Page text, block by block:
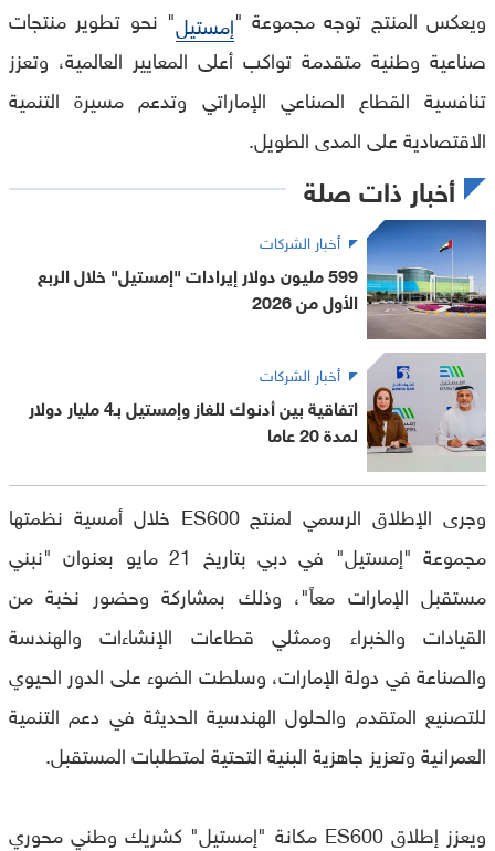
ويعكس المنتج توجه مجموعة "إمستيل" نحو تطوير منتجات
صناعية وطنية متقدمة تواكب أعلى المعايير العالمية، وتعزز
تنافسية القطاع الصناعي الإماراتي وتدعم مسيرة التنمية
الاقتصادية على المدى الطويل.
أخبار ذات صلة
أخبار الشركات
599 مليون دولار إيرادات "إمستيل" خلال الربع
الأول من 2026
أخبار الشركات
اتفاقية بين أدنوك للغاز وإمستيل بـ4 مليار دولار
لمدة 20 عاما
وجرى الإطلاق الرسمي لمنتج ES600 خلال أمسية نظمتها
مجموعة "إمستيل" في دبي بتاريخ 21 مايو بعنوان "نبني
مستقبل الإمارات معاً"، وذلك بمشاركة وحضور نخبة من
القيادات والخبراء وممثلي قطاعات الإنشاءات والهندسة
والصناعة في دولة الإمارات، وسلطت الضوء على الدور الحيوي
للتصنيع المتقدم والحلول الهندسية الحديثة في دعم التنمية
العمرانية وتعزيز جاهزية البنية التحتية لمتطلبات المستقبل.
ويعزز إطلاق ES600 مكانة "إمستيل" كشريك وطني محوري